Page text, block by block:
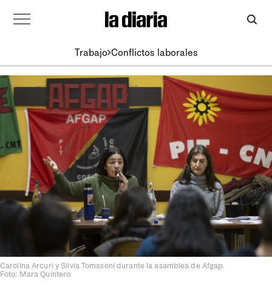
Trabajo Conflictos laborales
Carolina Arcuri y Silvia Tomasoni durante la asamblea de Afgap.
Foto: Mara Quintero